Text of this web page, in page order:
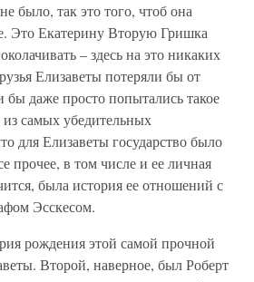
было, так это того, чтоб она
Это Екатерину Вторую Гришка
– здесь на это никаких
Елизаветы потеряли бы от
бы даже просто попытались такое
самых убедительных
для Елизаветы государство было
прочее, в том числе и ее личная
была история ее отношений с
Эсскесом.
рождения этой самой прочной
Второй, наверное, был Роберт